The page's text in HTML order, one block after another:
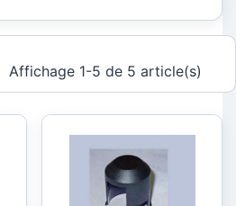
Affichage 1-5 de 5 article(s)